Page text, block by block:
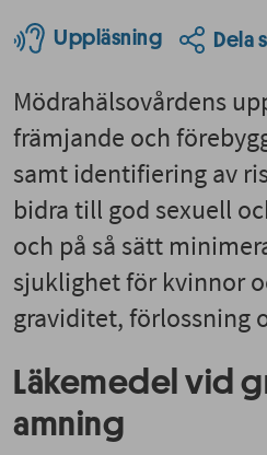
Uppläsning Dela
Mödrahälsovårdens
främjande och
samt identifiering av
bidra till god sexuell
och på så sätt
sjuklighet för kvinnor
graviditet, förlossning
Läkemedel vid
amning